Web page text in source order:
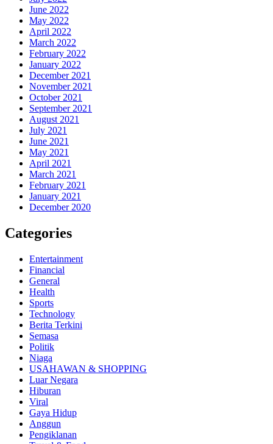
June 2022
May 2022
April 2022
March 2022
February 2022
January 2022
December 2021
November 2021
October 2021
September 2021
August 2021
July 2021
June 2021
May 2021
April 2021
March 2021
February 2021
January 2021
December 2020
Categories
Entertainment
Financial
General
Health
Sports
Technology
Berita Terkini
Semasa
Politik
Niaga
USAHAWAN & SHOPPING
Luar Negara
Hiburan
Viral
Gaya Hidup
Anggun
Pengiklanan